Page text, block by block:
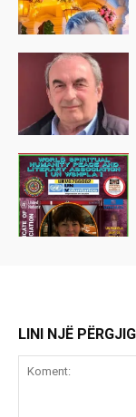
LINI NJË